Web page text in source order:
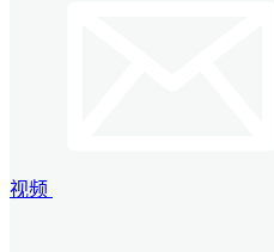
视频